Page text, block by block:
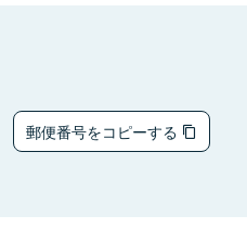
郵便番号をコピーする